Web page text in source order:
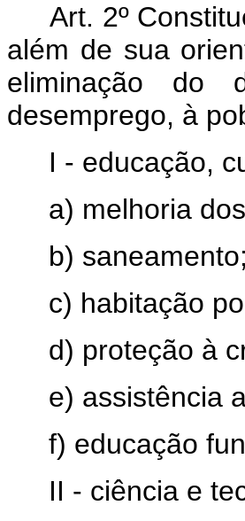
Art. 2º
além de sua
eliminação do
desemprego, à
I - educação,
a) melhoria
b) saneamento;
c) habitação
d) proteção à
e) assistência
f) educação
II - ciência e